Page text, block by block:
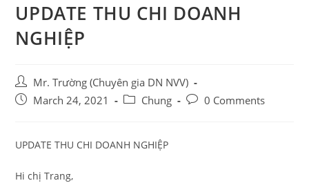
UPDATE THU CHI DOANH
NGHIỆP
Post
author:
Mr. Trường (Chuyên gia DN NVV)
PostMarch 24, 2021
PostChung
Post0 Comments
UPDATE THU CHI DOANH NGHIỆP
Hi chị Trang,